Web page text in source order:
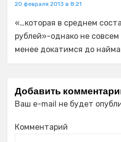
20 февраля 2013 в 8:21
«…которая в среднем
рублей»-однако не
менее докатимся до
Добавить
Ваш e-mail не будет
Комментарий